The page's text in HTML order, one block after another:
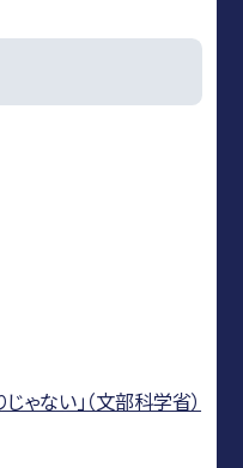
ゃない」（文部科学省）